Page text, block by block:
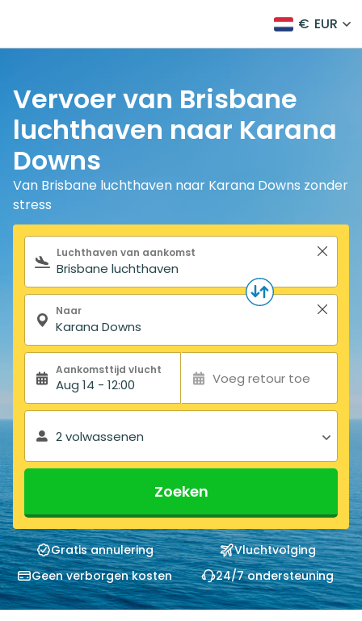
€ EUR
Vervoer van Brisbane
luchthaven naar Karana
Downs
Van Brisbane luchthaven naar Karana Downs zonder
stress
Zoekformulier
Luchthaven van aankomst
Naar
Aankomsttijd vlucht
Aug 14 - 12:00 Voeg retour toe
2 volwassenen
Zoeken
Gratis annulering
Vluchtvolging
Geen verborgen kosten
24/7 ondersteuning